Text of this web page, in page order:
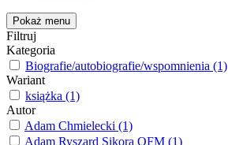
Pokaż menu
Filtruj
Kategoria
Biografie/autobiografie/wspomnienia (1)
Wariant
książka (1)
Autor
Adam Chmielecki (1)
Adam Ryszard Sikora OFM (1)